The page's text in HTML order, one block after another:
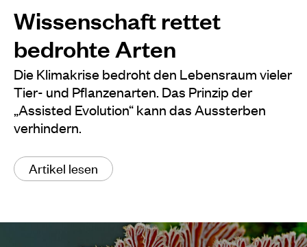
Wissenschaft rettet
bedrohte Arten
Die Klimakrise bedroht den Lebensraum vieler
Tier- und Pflanzenarten. Das Prinzip der
„Assisted Evolution“ kann das Aussterben
verhindern.
Artikel lesen